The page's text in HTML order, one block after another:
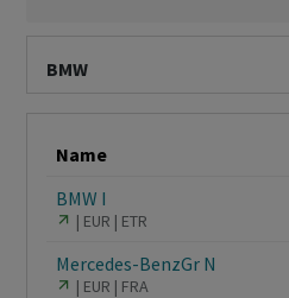
BMW
Name
BMW I
EUR ETR
Mercedes-BenzGr N
EUR FRA